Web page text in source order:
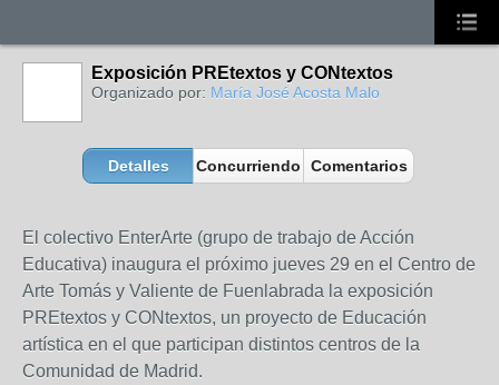
Exposición PREtextos y CONtextos
Organizado por: María José Acosta Malo
Detalles Concurriendo Comentarios
El colectivo EnterArte (grupo de trabajo de Acción
Educativa) inaugura el próximo jueves 29 en el Centro de
Arte Tomás y Valiente de Fuenlabrada la exposición
PREtextos y CONtextos, un proyecto de Educación
artística en el que participan distintos centros de la
Comunidad de Madrid.